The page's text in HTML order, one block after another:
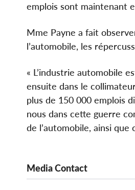
emplois sont maintenant
Mme Payne a fait
l’automobile, les
« L’industrie automobile
ensuite dans le
plus de 150 000 emplois
nous dans cette guerre
de l’automobile, ainsi
Media Contact